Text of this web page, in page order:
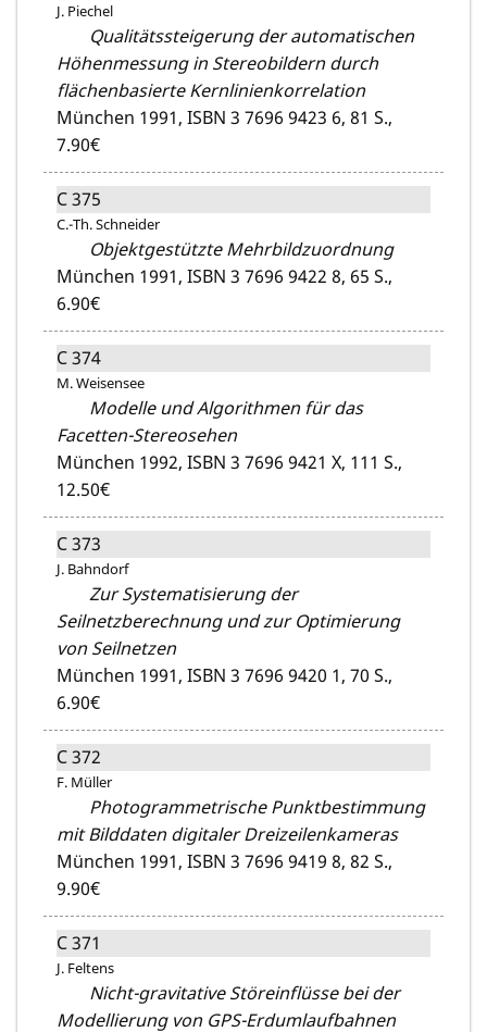
J. Piechel
Qualitätssteigerung der automatischen
Höhenmessung in Stereobildern durch
flächenbasierte Kernlinienkorrelation
München 1991, ISBN 3 7696 9423 6, 81 S.,
7.90€
C 375
C.-Th. Schneider
Objektgestützte Mehrbildzuordnung
München 1991, ISBN 3 7696 9422 8, 65 S.,
6.90€
C 374
M. Weisensee
Modelle und Algorithmen für das
Facetten-Stereosehen
München 1992, ISBN 3 7696 9421 X, 111 S.,
12.50€
C 373
J. Bahndorf
Zur Systematisierung der
Seilnetzberechnung und zur Optimierung
von Seilnetzen
München 1991, ISBN 3 7696 9420 1, 70 S.,
6.90€
C 372
F. Müller
Photogrammetrische Punktbestimmung
mit Bilddaten digitaler Dreizeilenkameras
München 1991, ISBN 3 7696 9419 8, 82 S.,
9.90€
C 371
J. Feltens
Nicht-gravitative Störeinflüsse bei der
Modellierung von GPS-Erdumlaufbahnen